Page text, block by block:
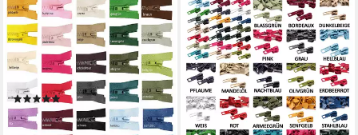
MADDMA
Reißverschluss 1
Reißverschluss Profil 5mm
70 cm teilbar, Autolock,
Farbwahl, schwarz
(3)
2,78 €
lieferbar - in 3-4 Werktagen bei dir
MADDMA
Reißverschluss 10 Zipper für
Profil-Reißverschlüsse, 5mm,
freie Farbwahl, schwarz
2,88 €
(0,29 €/ 1 Stk)
lieferbar - in 3-4 Werktagen bei dir
+9